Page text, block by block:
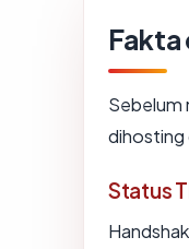
Sebelum
dihosting
Status